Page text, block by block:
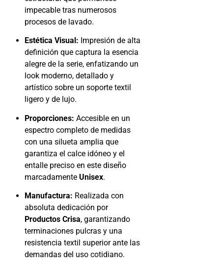
impecable tras numerosos
procesos de lavado.
Estética Visual: Impresión de alta
definición que captura la esencia
alegre de la serie, enfatizando un
look moderno, detallado y
artístico sobre un soporte textil
ligero y de lujo.
Proporciones: Accesible en un
espectro completo de medidas
con una silueta amplia que
garantiza el calce idóneo y el
entalle preciso en este diseño
marcadamente Unisex.
Manufactura: Realizada con
absoluta dedicación por
Productos Crisa, garantizando
terminaciones pulcras y una
resistencia textil superior ante las
demandas del uso cotidiano.